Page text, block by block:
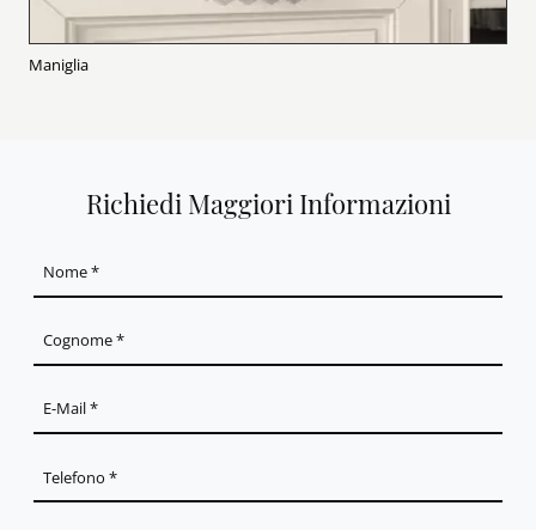
Maniglia
Richiedi Maggiori Informazioni